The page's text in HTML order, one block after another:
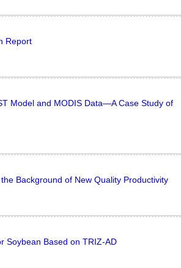
Report
Model and MODIS Data—A Case Study of
Background of New Quality Productivity
Soybean Based on TRIZ-AD